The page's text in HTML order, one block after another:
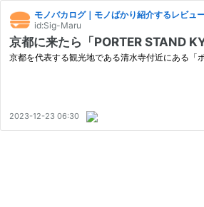
モノバカログ｜モノばかり紹介するレビュ
id:Sig-Maru
京都に来たら「PORTER STAND
京都を代表する観光地である清水寺付近にある「
2023-12-23 06:30